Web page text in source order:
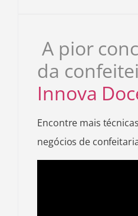
A pior
da
Innova
Encontre mais
negócios de